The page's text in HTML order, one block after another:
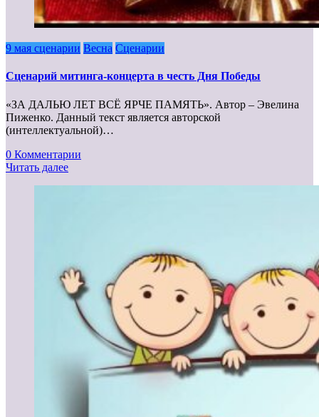
9 мая сценарии Весна Сценарии
Сценарий митинга-концерта в честь Дня Победы
«ЗА ДАЛЬЮ ЛЕТ ВСЁ ЯРЧЕ ПАМЯТЬ». Автор – Эвелина
Пиженко. Данный текст является авторской
(интеллектуальной)…
0 Комментарии
Читать далее